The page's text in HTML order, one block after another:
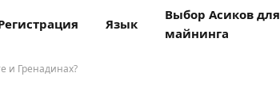
Язык
Выбор Асиков для
майнинга
и Гренадинах?